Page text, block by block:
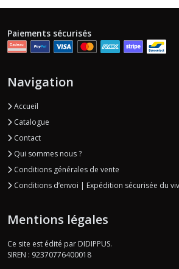
Paiements sécurisés
Navigation
Accueil
Catalogue
Contact
Qui sommes nous ?
Conditions générales de vente
Conditions d’envoi | Expédition sécurisée du
Mentions légales
Ce site est édité par DIDIPPUS.
SIREN : 92370776400018